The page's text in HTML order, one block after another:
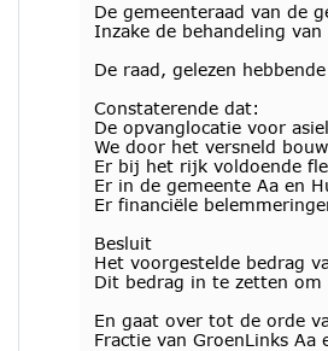
De gemeenteraad van de
Inzake de behandeling van
De raad, gelezen
Constaterende dat:
De opvanglocatie voor
We door het versneld
Er bij het rijk voldoende
Er in de gemeente Aa en
Er financiële
Besluit
Het voorgestelde bedrag
Dit bedrag in te zetten om
En gaat over tot de orde
Fractie van GroenLinks Aa